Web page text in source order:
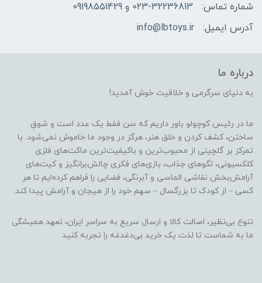
شماره تماس:
023-32236813 و 09198551429
آدرس ایمیل:
info@lbtoys.ir
درباره ما
به دنیای سرگرمی و خلاقیت خوش آمدید!
ما در رئیس کوچولو باور داریم که سن فقط یک عدد است و شوقِ
ساختن، کشف کردن و خلق هنر، هرگز در وجود ما خاموش نمی‌شود. با
تمرکز بر گلچینی از محبوب‌ترین و باکیفیت‌ترین ماکت‌های فلزی
کلکسیونی، لگوهای جذاب، بازی‌های فکری چالش‌برانگیز و کیت‌های
آرامش‌بخش نقاشی الماسی و آبرنگی، فضایی را فراهم کرده‌ایم تا هر
کسی – از کودک تا بزرگسال – سهم خود را از هیجان و آرامش پیدا کند.
تنوع بی‌نظیر، اصالت کالا و ارسال سریع به سراسر ایران، تعهد همیشگی
ما به شماست تا لذت یک خرید بی‌دغدغه را تجربه کنید.